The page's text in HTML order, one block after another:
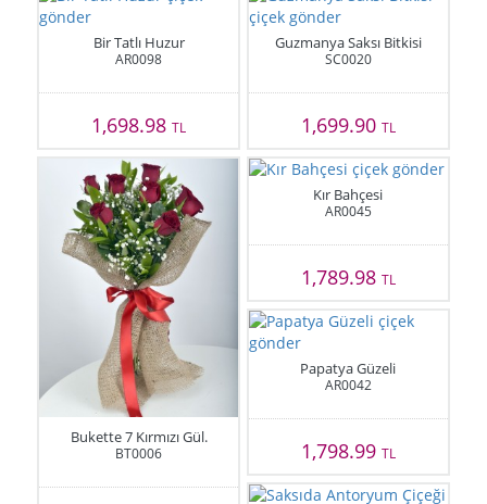
Bir Tatlı Huzur
AR0098
1,698.98TL
Guzmanya Saksı Bitkisi
SC0020
1,699.90 TL
Bukette 7 Kırmızı Gül.
BT0006
Kır Bahçesi
AR0045
1,789.98 TL
Papatya Güzeli
AR0042
1,798.99 TL